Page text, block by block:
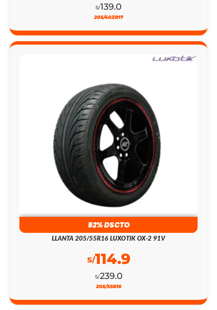
52% DSCTO
LLANTA 205/55R16 LUXOTIK OX-2 91V
S/239.0
S/114.9